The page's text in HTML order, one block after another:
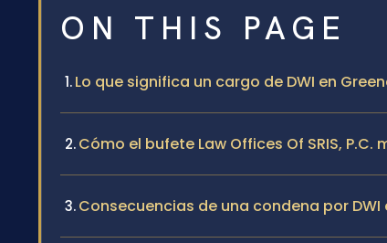
ON THIS PAGE
Lo que significa un cargo de DWI en
Cómo el bufete Law Offices Of SRIS,
Consecuencias de una condena por DWI